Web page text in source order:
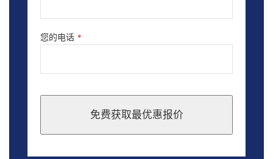
您的电话 *
免费获取最优惠报价